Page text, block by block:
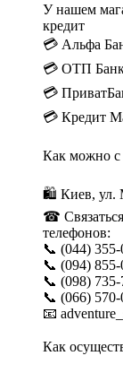
У нашем
кредит
💳 Альфа
💳
💳
💳 Кредит
Как можно с
🛍 Киев, ул.
☎
телефонов:
📞 (044) 355-
📞 (094)
📞
📞 (066) 570-
📧
Как